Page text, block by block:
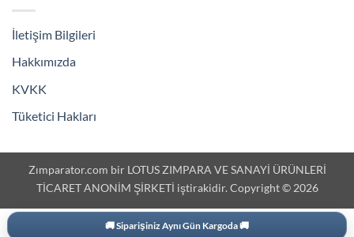
İletişim Bilgileri
Hakkımızda
KVKK
Tüketici Hakları
Zımparator.com bir LOTUS ZIMPARA VE SANAYİ ÜRÜNLERİ
TİCARET ANONİM ŞİRKETİ iştirakidir. Copyright © 2026
Aynı Gün Kargoda 🚚